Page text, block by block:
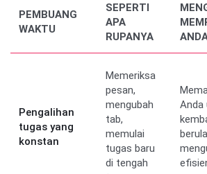
PEMBUANG
WAKTU
SEPERTI
APA
RUPANYA
Pengalihan
tugas yang
konstan
Memeriksa
pesan,
mengubah
tab,
memulai
tugas baru
di tengah
Anda